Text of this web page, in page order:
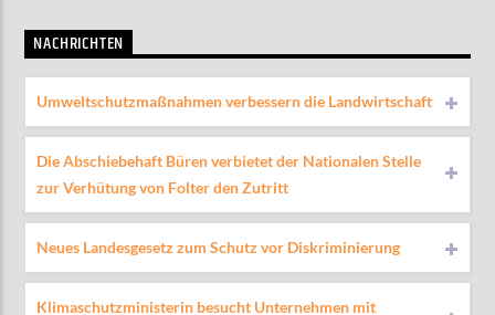
NACHRICHTEN
Umweltschutzmaßnahmen verbessern die Landwirtschaft
Die Abschiebehaft Büren verbietet der Nationalen Stelle
zur Verhütung von Folter den Zutritt
Neues Landesgesetz zum Schutz vor Diskriminierung
Klimaschutzministerin besucht Unternehmen mit